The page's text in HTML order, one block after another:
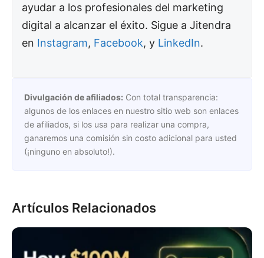
ayudar a los profesionales del marketing
digital a alcanzar el éxito. Sigue a Jitendra
en Instagram, Facebook, y LinkedIn.
Divulgación de afiliados: Con total transparencia:
algunos de los enlaces en nuestro sitio web son enlaces
de afiliados, si los usa para realizar una compra,
ganaremos una comisión sin costo adicional para usted
(¡ninguno en absoluto!).
Artículos Relacionados